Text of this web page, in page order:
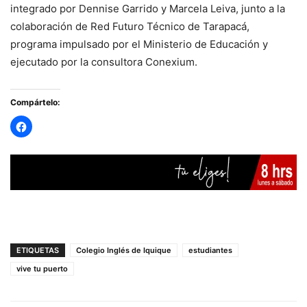
integrado por Dennise Garrido y Marcela Leiva, junto a la
colaboración de Red Futuro Técnico de Tarapacá,
programa impulsado por el Ministerio de Educación y
ejecutado por la consultora Conexium.
Compártelo:
ETIQUETAS Colegio Inglés de Iquique
estudiantes
vive tu puerto